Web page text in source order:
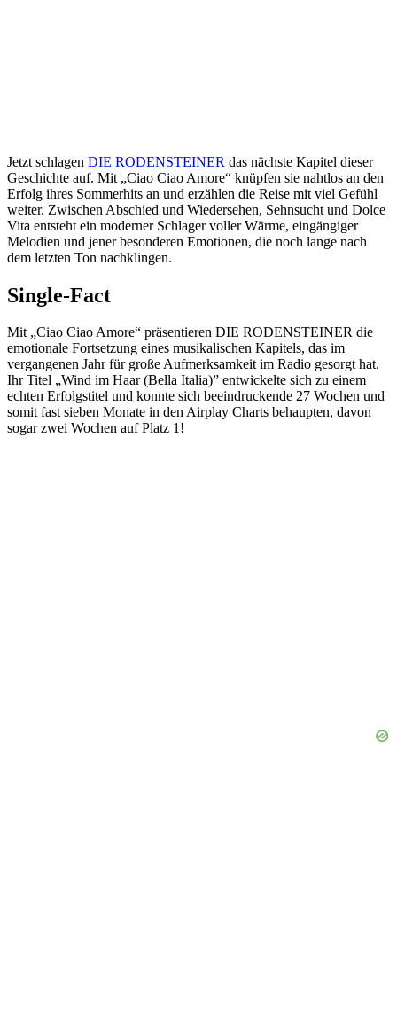
Jetzt schlagen DIE RODENSTEINER das nächste Kapitel dieser
Geschichte auf. Mit „Ciao Ciao Amore“ knüpfen sie nahtlos an den
Erfolg ihres Sommerhits an und erzählen die Reise mit viel Gefühl
weiter. Zwischen Abschied und Wiedersehen, Sehnsucht und Dolce
Vita entsteht ein moderner Schlager voller Wärme, eingängiger
Melodien und jener besonderen Emotionen, die noch lange nach
dem letzten Ton nachklingen.
Single-Fact
Mit „Ciao Ciao Amore“ präsentieren DIE RODENSTEINER die
emotionale Fortsetzung eines musikalischen Kapitels, das im
vergangenen Jahr für große Aufmerksamkeit im Radio gesorgt hat.
Ihr Titel „Wind im Haar (Bella Italia)” entwickelte sich zu einem
echten Erfolgstitel und konnte sich beeindruckende 27 Wochen und
somit fast sieben Monate in den Airplay Charts behaupten, davon
sogar zwei Wochen auf Platz 1!